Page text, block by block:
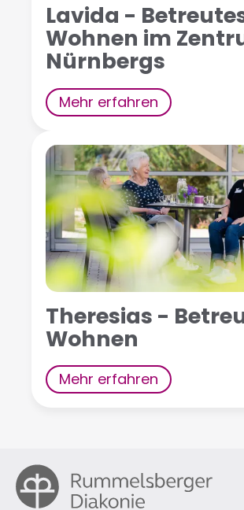
Lavida -
Wohnen im
Nürnbergs
Mehr erfahren
Theresias -
Wohnen
Mehr erfahren